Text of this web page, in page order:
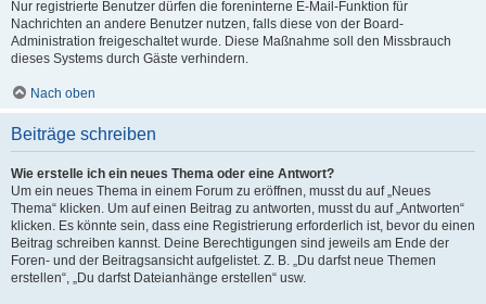
Nur registrierte Benutzer dürfen die foreninterne E-Mail-Funktion für
Nachrichten an andere Benutzer nutzen, falls diese von der Board-
Administration freigeschaltet wurde. Diese Maßnahme soll den Missbrauch
dieses Systems durch Gäste verhindern.
Nach oben
Beiträge schreiben
Wie erstelle ich ein neues Thema oder eine Antwort?
Um ein neues Thema in einem Forum zu eröffnen, musst du auf „Neues
Thema“ klicken. Um auf einen Beitrag zu antworten, musst du auf „Antworten“
klicken. Es könnte sein, dass eine Registrierung erforderlich ist, bevor du einen
Beitrag schreiben kannst. Deine Berechtigungen sind jeweils am Ende der
Foren- und der Beitragsansicht aufgelistet. Z. B. „Du darfst neue Themen
erstellen“, „Du darfst Dateianhänge erstellen“ usw.